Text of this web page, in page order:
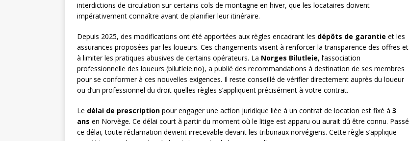
interdictions de circulation sur certains cols de montagne en hiver, que les locataires doivent
impérativement connaître avant de planifier leur itinéraire.
Depuis 2025, des modifications ont été apportées aux règles encadrant les dépôts de garantie et les
assurances proposées par les loueurs. Ces changements visent à renforcer la transparence des offres et
à limiter les pratiques abusives de certains opérateurs. La Norges Bilutleie, l’association
professionnelle des loueurs (bilutleie.no), a publié des recommandations à destination de ses membres
pour se conformer à ces nouvelles exigences. Il reste conseillé de vérifier directement auprès du loueur
ou d’un professionnel du droit quelles règles s’appliquent précisément à votre contrat.
Le délai de prescription pour engager une action juridique liée à un contrat de location est fixé à 3
ans en Norvège. Ce délai court à partir du moment où le litige est apparu ou aurait dû être connu. Passé
ce délai, toute réclamation devient irrecevable devant les tribunaux norvégiens. Cette règle s’applique